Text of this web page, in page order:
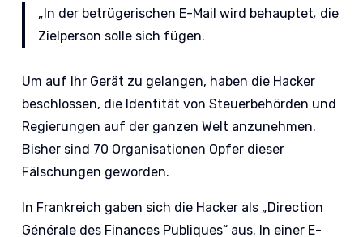
„In der betrügerischen E-Mail wird behauptet, die
Zielperson solle sich fügen.
Um auf Ihr Gerät zu gelangen, haben die Hacker
beschlossen, die Identität von Steuerbehörden und
Regierungen auf der ganzen Welt anzunehmen.
Bisher sind 70 Organisationen Opfer dieser
Fälschungen geworden.
In Frankreich gaben sich die Hacker als „Direction
Générale des Finances Publiques“ aus. In einer E-